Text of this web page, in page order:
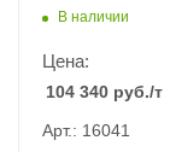
В наличии
Цена:
104 340 руб./т
Арт.: 16041